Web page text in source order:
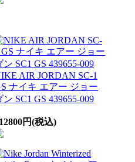
AIR JORDAN SC-1
ナイキ エアー ジョー
ン SC1 GS 439655-009
12800円(税込)